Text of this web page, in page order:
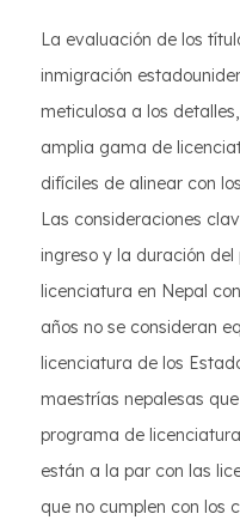
La evaluación de los
inmigración
meticulosa a los
amplia gama de
difíciles de alinear con
Las consideraciones
ingreso y la duración
licenciatura en Nepal
años no se consideran
licenciatura de los
maestrías nepalesas
programa de
están a la par con las
que no cumplen con los